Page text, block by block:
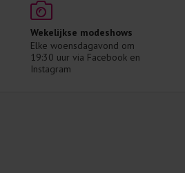
Wekelijkse modeshows
Elke woensdagavond om
19:30 uur via Facebook en
Instagram